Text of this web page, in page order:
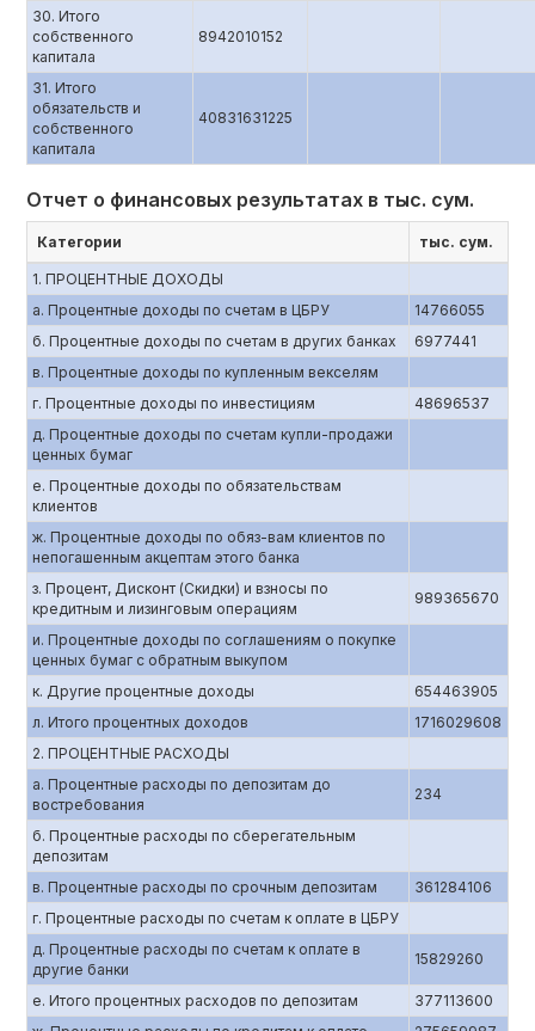
30. Итого
собственного
капитала
8942010152
31. Итого
обязательств и
собственного
капитала
40831631225
Отчет о финансовых результатах в тыс. сум.
Категории тыс. сум.
1. ПРОЦЕНТНЫЕ ДОХОДЫ
a. Процентные доходы по счетам в ЦБРУ
14766055
б. Процентные доходы по счетам в других банках
6977441
в. Процентные доходы по купленным векселям
г. Процентные доходы по инвестициям
48696537
д. Процентные доходы по счетам купли-продажи
ценных бумаг
е. Процентные доходы по обязательствам
клиентов
ж. Процентные доходы по обяз-вам клиентов по
непогашенным акцептам этого банка
з. Процент, Дисконт (Скидки) и взносы по
кредитным и лизинговым операциям
989365670
и. Процентные доходы по соглашениям о покупке
ценных бумаг с обратным выкупом
к. Другие процентные доходы
654463905
л. Итого процентных доходов
1716029608
2. ПРОЦЕНТНЫЕ РАСХОДЫ
а. Процентные расходы по депозитам до
востребования
234
б. Процентные расходы по сберегательным
депозитам
в. Процентные расходы по срочным депозитам
361284106
г. Процентные расходы по счетам к оплате в ЦБРУ
д. Процентные расходы по счетам к оплате в
другие банки
15829260
е. Итого процентных расходов по депозитам
377113600